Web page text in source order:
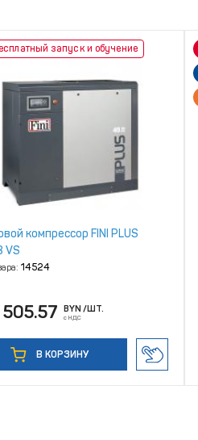
запуск и обучение
компрессор FINI PLUS
VS
14524
505.57 BYN /ШТ.
с НДС
В КОРЗИНУ